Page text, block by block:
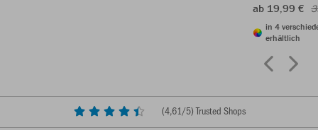
ab 19,99 €
in 4
erhältlich
(4,61/5) Trusted Shops